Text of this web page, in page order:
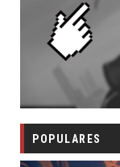
POPULARES